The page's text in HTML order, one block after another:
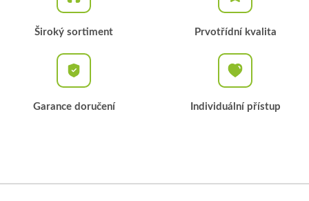
Široký sortiment Prvotřídní kvalita
Garance doručení Individuální přístup